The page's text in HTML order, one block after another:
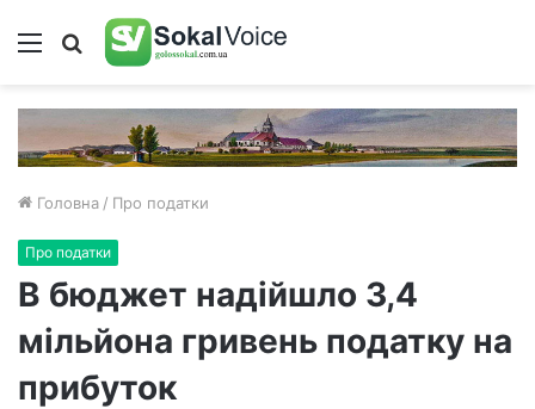
Меню Пошук
Головна / Про податки
Про податки
В бюджет надійшло 3,4
мільйона гривень податку на
прибуток